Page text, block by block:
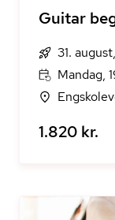
Guitar
31.
Mandag,
1.820 kr.